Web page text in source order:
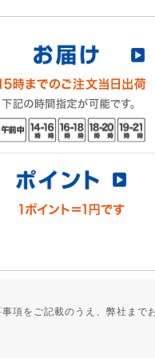
項をご記載のうえ、弊社まで